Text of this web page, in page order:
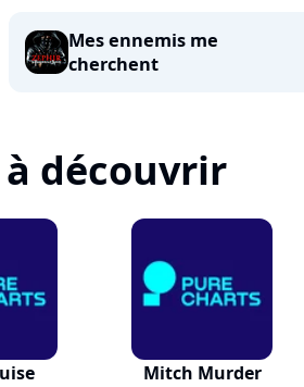
Mes ennemis me
cherchent
découvrir
Mitch Murder